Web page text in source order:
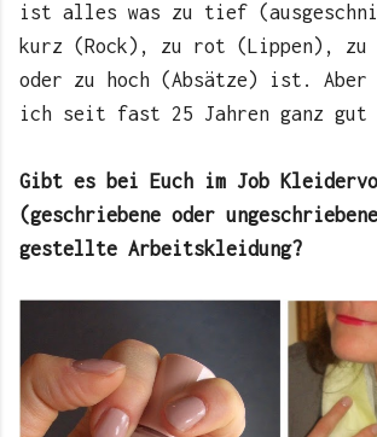
ist alles was zu tief
kurz (Rock), zu rot (Lippen), zu
oder zu hoch (Absätze) ist. Aber
ich seit fast 25 Jahren ganz gut
Gibt es bei Euch im Job
(geschriebene oder
gestellte Arbeitskleidung?